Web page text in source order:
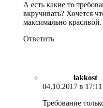
А есть какие то
вкручивать? Хочется
максимально красивой.
Ответить
lakkost
04.10.2017 в 17:11
Требование